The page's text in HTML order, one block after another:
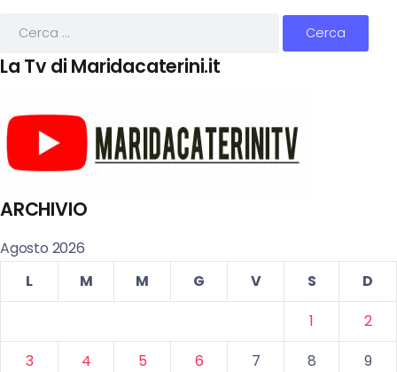
La Tv di Maridacaterini.it
ARCHIVIO
Agosto 2026
L
M M G V S
D
1
2
3
4 5 6 7 8
9